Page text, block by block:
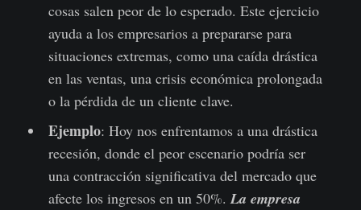
cosas salen peor de lo esperado. Este ejercicio
ayuda a los empresarios a prepararse para
situaciones extremas, como una caída drástica
en las ventas, una crisis económica prolongada
o la pérdida de un cliente clave.
Ejemplo: Hoy nos enfrentamos a una drástica
recesión, donde el peor escenario podría ser
una contracción significativa del mercado que
afecte los ingresos en un 50%.La empresa